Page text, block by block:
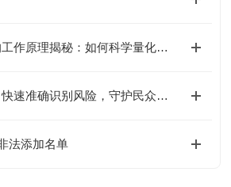
辣椒素辣度检测仪的工作原理揭秘：如何科学量化辣椒的辣度等级？
食品安全检测试剂：快速准确识别风险，守护民众健康防线
法添加名单